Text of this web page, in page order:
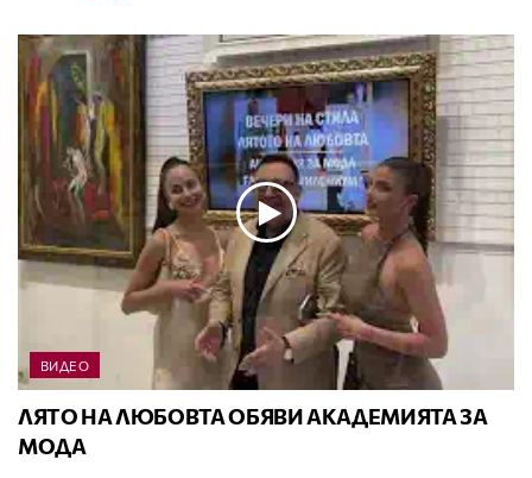
ВИДЕО
ЛЯТО НА ЛЮБОВТА ОБЯВИ АКАДЕМИЯТА ЗА
МОДА